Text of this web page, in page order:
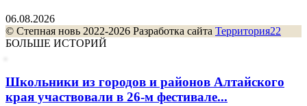
06.08.2026
© Степная новь 2022-2026 Разработка сайта Территория22
БОЛЬШЕ ИСТОРИЙ
Школьники из городов и районов Алтайского
края участвовали в 26-м фестивале...